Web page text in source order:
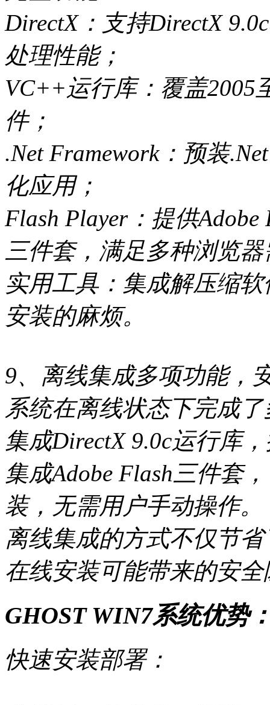
DirectX：支持DirectX
处理性能；
VC++运行库：覆盖2005
件；
.Net Framework：预装
化应用；
Flash Player：提供Adobe
三件套，满足多种浏览
实用工具：集成解压缩
安装的麻烦。
9、离线集成多项功能，
系统在离线状态下完成
集成DirectX 9.0c运行库
集成Adobe Flash三件套
装，无需用户手动操作。
离线集成的方式不仅节
在线安装可能带来的安全
GHOST WIN7系统优势
快速安装部署：